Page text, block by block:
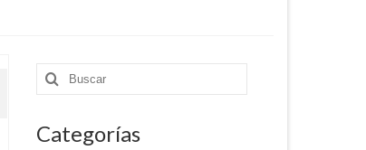
Buscar
por:
Categorías